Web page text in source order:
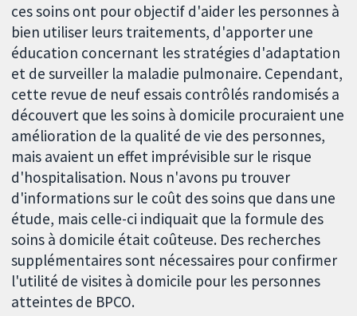
ces soins ont pour objectif d'aider les personnes à
bien utiliser leurs traitements, d'apporter une
éducation concernant les stratégies d'adaptation
et de surveiller la maladie pulmonaire. Cependant,
cette revue de neuf essais contrôlés randomisés a
découvert que les soins à domicile procuraient une
amélioration de la qualité de vie des personnes,
mais avaient un effet imprévisible sur le risque
d'hospitalisation. Nous n'avons pu trouver
d'informations sur le coût des soins que dans une
étude, mais celle-ci indiquait que la formule des
soins à domicile était coûteuse. Des recherches
supplémentaires sont nécessaires pour confirmer
l'utilité de visites à domicile pour les personnes
atteintes de BPCO.